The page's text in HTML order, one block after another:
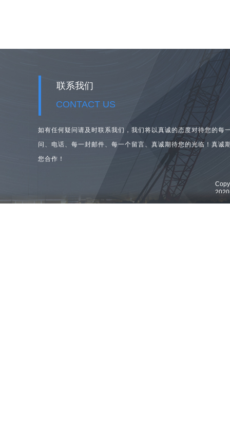
如有任何疑问请及时联系我们，我们将以真诚的态度对待您的每
问、 电话、每一封邮件、每一个留言、真诚期待您的光临！真诚
您合作！
联系我们
CONTACT US